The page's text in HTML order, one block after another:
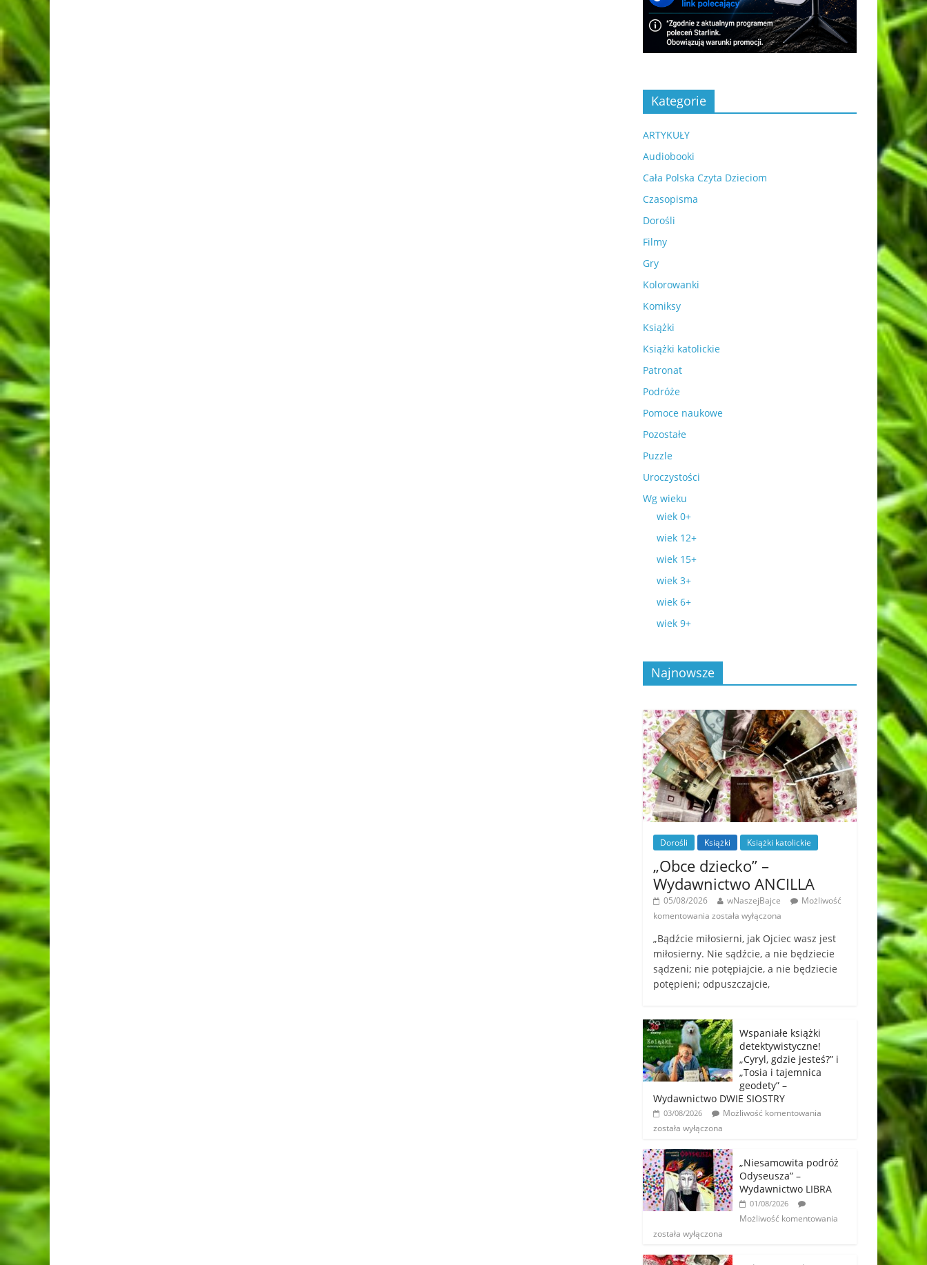
Kategorie
ARTYKUŁY
Audiobooki
Cała Polska Czyta Dzieciom
Czasopisma
Dorośli
Filmy
Gry
Kolorowanki
Komiksy
Książki
Książki katolickie
Patronat
Podróże
Pomoce naukowe
Pozostałe
Puzzle
Uroczystości
Wg wieku
wiek 0+
wiek 12+
wiek 15+
wiek 3+
wiek 6+
wiek 9+
Najnowsze
Dorośli Książki Książki katolickie
„Obce dziecko” –
Wydawnictwo ANCILLA
05/08/2026 wNaszejBajce
Możliwość
komentowania została wyłączona
„Bądźcie miłosierni, jak Ojciec wasz jest
miłosierny. Nie sądźcie, a nie będziecie
sądzeni; nie potępiajcie, a nie będziecie
potępieni; odpuszczajcie,
Wspaniałe książki
detektywistyczne!
„Cyryl, gdzie jesteś?” i
„Tosia i tajemnica
geodety” –
Wydawnictwo DWIE SIOSTRY
03/08/2026
Możliwość komentowania
została wyłączona
„Niesamowita podróż
Odyseusza” –
Wydawnictwo LIBRA
01/08/2026
Możliwość komentowania
została wyłączona